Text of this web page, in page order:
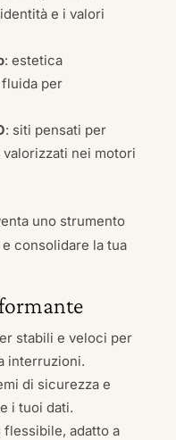
e i valori
: estetica
per
: siti pensati per
nei motori
uno strumento
consolidare la tua
stabili e veloci per
interruzioni.
di sicurezza e
i tuoi dati.
flessibile, adatto a